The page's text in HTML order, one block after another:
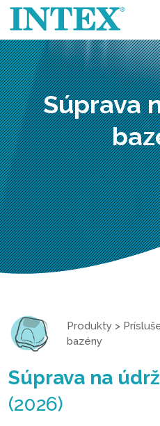
Súprava
Produkty >
bazény
Súprava na
(2026)